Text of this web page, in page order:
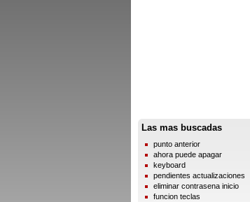
Las mas buscadas
punto anterior
ahora puede apagar
keyboard
pendientes actualizaciones
eliminar contrasena inicio
funcion teclas